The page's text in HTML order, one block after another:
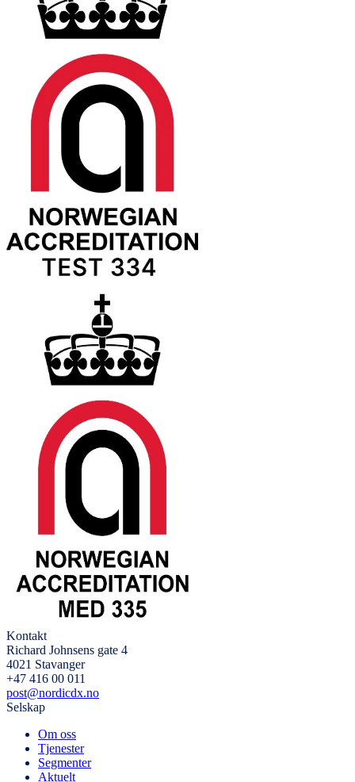
Kontakt
Richard Johnsens gate 4
4021 Stavanger
+47 416 00 011
post@nordicdx.no
Selskap
Om oss
Tjenester
Segmenter
Aktuelt